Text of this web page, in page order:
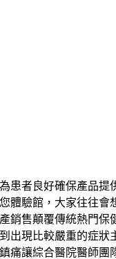
患者良好確保產品提
體驗館，大家往往會
銷售顛覆傳統熱門保
出現比較嚴重的症狀
痛讓綜合醫院醫師團